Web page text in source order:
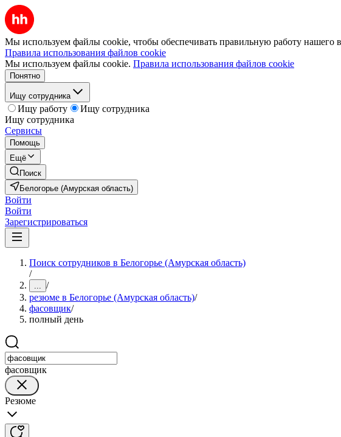
Мы используем файлы cookie, чтобы обеспечивать правильную работу нашего
Правила использования файлов cookie
Мы используем файлы cookie. Правила использования файлов cookie
Понятно
Ищу сотрудника
Ищу работу
Ищу сотрудника
Ищу сотрудника
Сервисы
Помощь
Ещё
Поиск
Белогорье (Амурская область)
Войти
Войти
Зарегистрироваться
Поиск сотрудников в Белогорье (Амурская область)
/
... /
резюме в Белогорье (Амурская область)/
фасовщик/
полный день
фасовщик
Резюме